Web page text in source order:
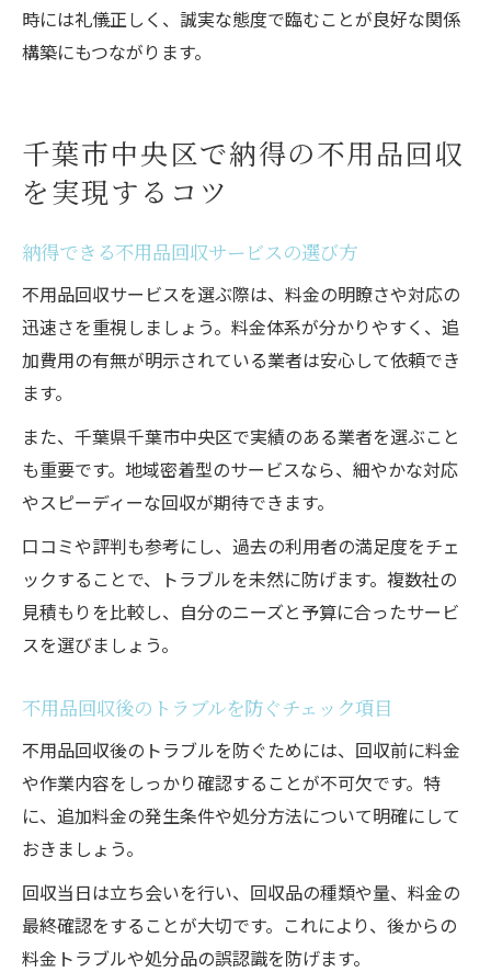
時には礼儀正しく、誠実な態度で臨むことが良好な関係
構築にもつながります。
千葉市中央区で納得の不用品回収
を実現するコツ
納得できる不用品回収サービスの選び方
不用品回収サービスを選ぶ際は、料金の明瞭さや対応の
迅速さを重視しましょう。料金体系が分かりやすく、追
加費用の有無が明示されている業者は安心して依頼でき
ます。
また、千葉県千葉市中央区で実績のある業者を選ぶこと
も重要です。地域密着型のサービスなら、細やかな対応
やスピーディーな回収が期待できます。
口コミや評判も参考にし、過去の利用者の満足度をチェ
ックすることで、トラブルを未然に防げます。複数社の
見積もりを比較し、自分のニーズと予算に合ったサービ
スを選びましょう。
不用品回収後のトラブルを防ぐチェック項目
不用品回収後のトラブルを防ぐためには、回収前に料金
や作業内容をしっかり確認することが不可欠です。特
に、追加料金の発生条件や処分方法について明確にして
おきましょう。
回収当日は立ち会いを行い、回収品の種類や量、料金の
最終確認をすることが大切です。これにより、後からの
料金トラブルや処分品の誤認識を防げます。